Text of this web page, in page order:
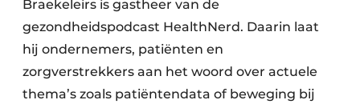
Braekeleirs is gastheer van de
gezondheidspodcast HealthNerd. Daarin laat
hij ondernemers, patiënten en
zorgverstrekkers aan het woord over actuele
thema’s zoals patiëntendata of beweging bij